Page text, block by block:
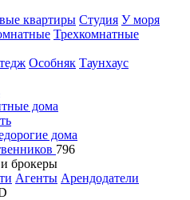
квартиры Студия У моря
Трехкомнатные
Особняк Таунхаус
дома
дома
796
брокеры
Агенты Арендодатели